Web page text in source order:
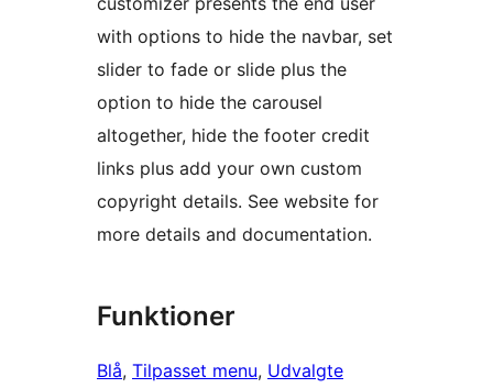
with options to hide the navbar, set
slider to fade or slide plus the
option to hide the carousel
altogether, hide the footer credit
links plus add your own custom
copyright details. See website for
more details and documentation.
Funktioner
Blå, Tilpasset menu, Udvalgte